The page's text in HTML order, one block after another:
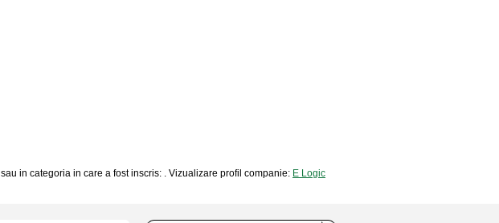
sau in categoria in care a fost inscris: . Vizualizare profil companie: E Logic